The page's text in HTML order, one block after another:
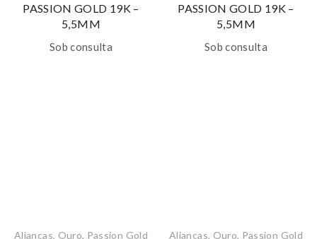
PASSION GOLD 19K –
5,5MM
Sob consulta
PASSION GOLD 19K –
5,5MM
Sob consulta
Alianças, Ouro, Passion Gold Alianças, Ouro, Passion Gold